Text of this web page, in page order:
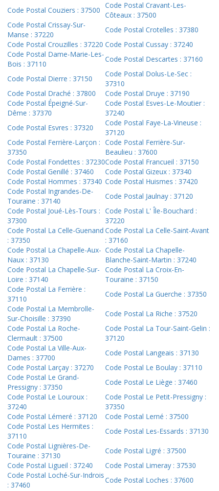
Code Postal Couziers : 37500
Code Postal Cravant-Les-
Côteaux : 37500
Code Postal Crissay-Sur-
Manse : 37220
Code Postal Crotelles : 37380
Code Postal Crouzilles : 37220 Code Postal Cussay : 37240
Code Postal Dame-Marie-Les-
Bois : 37110
Code Postal Descartes : 37160
Code Postal Dierre : 37150
Code Postal Dolus-Le-Sec :
37310
Code Postal Draché : 37800
Code Postal Druye : 37190
Code Postal Épeigné-Sur-
Dême : 37370
Code Postal Esves-Le-Moutier :
37240
Code Postal Esvres : 37320
Code Postal Faye-La-Vineuse :
37120
Code Postal Ferrière-Larçon :
37350
Code Postal Ferrière-Sur-
Beaulieu : 37600
Code Postal Fondettes : 37230Code Postal Francueil : 37150
Code Postal Genillé : 37460
Code Postal Gizeux : 37340
Code Postal Hommes : 37340 Code Postal Huismes : 37420
Code Postal Ingrandes-De-
Touraine : 37140
Code Postal Jaulnay : 37120
Code Postal Joué-Lès-Tours :
37300
Code Postal L' Île-Bouchard :
37220
Code Postal La Celle-Guenand
: 37350
Code Postal La Celle-Saint-Avant
: 37160
Code Postal La Chapelle-Aux-
Naux : 37130
Code Postal La Chapelle-
Blanche-Saint-Martin : 37240
Code Postal La Chapelle-Sur-
Loire : 37140
Code Postal La Croix-En-
Touraine : 37150
Code Postal La Ferrière :
37110
Code Postal La Guerche : 37350
Code Postal La Membrolle-
Sur-Choisille : 37390
Code Postal La Riche : 37520
Code Postal La Roche-
Clermault : 37500
Code Postal La Tour-Saint-Gelin :
37120
Code Postal La Ville-Aux-
Dames : 37700
Code Postal Langeais : 37130
Code Postal Larçay : 37270
Code Postal Le Boulay : 37110
Code Postal Le Grand-
Pressigny : 37350
Code Postal Le Liège : 37460
Code Postal Le Louroux :
37240
Code Postal Le Petit-Pressigny :
37350
Code Postal Lémeré : 37120
Code Postal Lerné : 37500
Code Postal Les Hermites :
37110
Code Postal Les-Essards : 37130
Code Postal Lignières-De-
Touraine : 37130
Code Postal Ligré : 37500
Code Postal Ligueil : 37240
Code Postal Limeray : 37530
Code Postal Loché-Sur-Indrois
: 37460
Code Postal Loches : 37600